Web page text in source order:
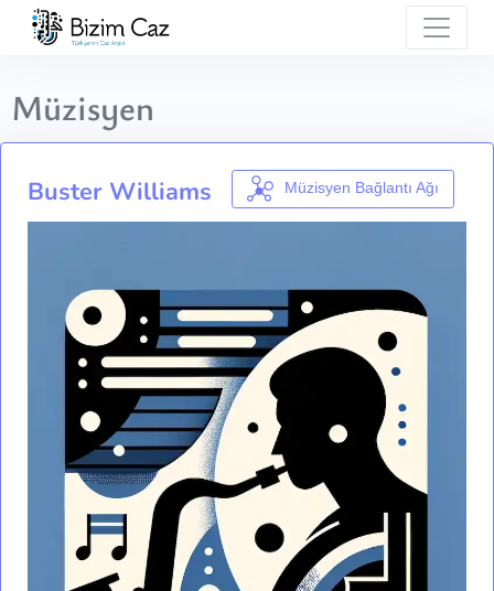
Müzisyen
Buster Williams Müzisyen Bağlantı Ağı